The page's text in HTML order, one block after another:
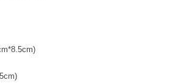
將收到繳費通知簡訊。
方式進行付款，方視為交易完成。
含以上)免運費